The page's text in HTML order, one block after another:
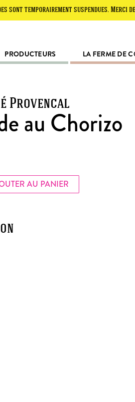
suspendues. Merci de votre
PRODUCTEURS LA FERME DE
Provencal
au Chorizo
AU PANIER